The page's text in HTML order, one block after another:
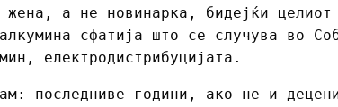
жена, а не новинарка, бидејќи
сфатија што се случува во
електродистрибуцијата.
последниве години, ако не и